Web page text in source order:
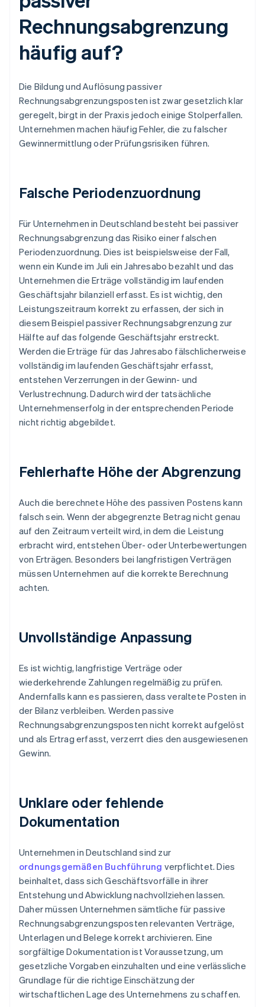
Rechnungsabgrenzung
häufig auf?
Die Bildung und Auflösung passiver
Rechnungsabgrenzungsposten ist zwar gesetzlich klar
geregelt, birgt in der Praxis jedoch einige Stolperfallen.
Unternehmen machen häufig Fehler, die zu falscher
Gewinnermittlung oder Prüfungsrisiken führen.
Falsche Periodenzuordnung
Für Unternehmen in Deutschland besteht bei passiver
Rechnungsabgrenzung das Risiko einer falschen
Periodenzuordnung. Dies ist beispielsweise der Fall,
wenn ein Kunde im Juli ein Jahresabo bezahlt und das
Unternehmen die Erträge vollständig im laufenden
Geschäftsjahr bilanziell erfasst. Es ist wichtig, den
Leistungszeitraum korrekt zu erfassen, der sich in
diesem Beispiel passiver Rechnungsabgrenzung zur
Hälfte auf das folgende Geschäftsjahr erstreckt.
Werden die Erträge für das Jahresabo fälschlicherweise
vollständig im laufenden Geschäftsjahr erfasst,
entstehen Verzerrungen in der Gewinn- und
Verlustrechnung. Dadurch wird der tatsächliche
Unternehmenserfolg in der entsprechenden Periode
nicht richtig abgebildet.
Fehlerhafte Höhe der Abgrenzung
Auch die berechnete Höhe des passiven Postens kann
falsch sein. Wenn der abgegrenzte Betrag nicht genau
auf den Zeitraum verteilt wird, in dem die Leistung
erbracht wird, entstehen Über- oder Unterbewertungen
von Erträgen. Besonders bei langfristigen Verträgen
müssen Unternehmen auf die korrekte Berechnung
achten.
Unvollständige Anpassung
Es ist wichtig, langfristige Verträge oder
wiederkehrende Zahlungen regelmäßig zu prüfen.
Andernfalls kann es passieren, dass veraltete Posten in
der Bilanz verbleiben. Werden passive
Rechnungsabgrenzungsposten nicht korrekt aufgelöst
und als Ertrag erfasst, verzerrt dies den ausgewiesenen
Gewinn.
Unklare oder fehlende
Dokumentation
Unternehmen in Deutschland sind zur
ordnungsgemäßen Buchführung verpflichtet. Dies
beinhaltet, dass sich Geschäftsvorfälle in ihrer
Entstehung und Abwicklung nachvollziehen lassen.
Daher müssen Unternehmen sämtliche für passive
Rechnungsabgrenzungsposten relevanten Verträge,
Unterlagen und Belege korrekt archivieren. Eine
sorgfältige Dokumentation ist Voraussetzung, um
gesetzliche Vorgaben einzuhalten und eine verlässliche
Grundlage für die richtige Einschätzung der
wirtschaftlichen Lage des Unternehmens zu schaffen.